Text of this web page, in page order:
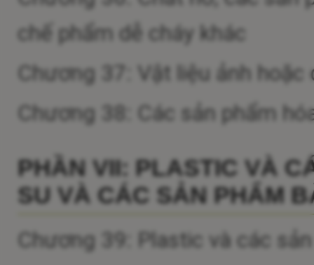
chế phẩm dễ cháy khác
Chương 37: Vật liệu ảnh hoặc
Chương 38: Các sản phẩm
PHẦN VII: PLASTIC VÀ
SU VÀ CÁC SẢN PHẨM
Chương 39: Plastic và các